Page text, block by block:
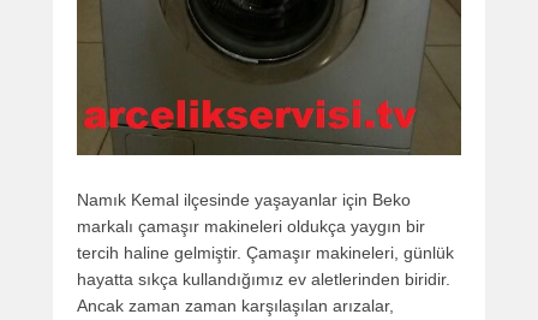
Namık Kemal ilçesinde yaşayanlar için Beko
markalı çamaşır makineleri oldukça yaygın bir
tercih haline gelmiştir. Çamaşır makineleri, günlük
hayatta sıkça kullandığımız ev aletlerinden biridir.
Ancak zaman zaman karşılaşılan arızalar,